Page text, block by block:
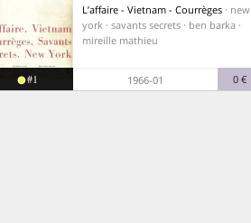
L’affaire - Vietnam - Courrèges · new
york · savants secrets · ben barka ·
mireille mathieu
#1 1966-01 0 €